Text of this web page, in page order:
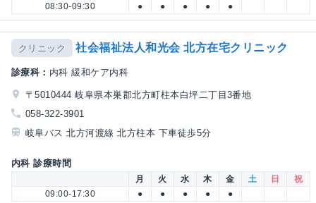
08:30-09:30
● ● ● ● ●
クリニック 社会福祉法人和光会 北方在宅クリニック
診療科： 内科 緩和ケア内科
〒5010444 岐阜県本巣郡北方町柱本白坪二丁目3番地
058-322-3901
岐阜バス 北方河渡線 北方柱本 下車徒歩5分
内科 診療時間
月 火 水 木 金 土 日
祝
09:00-17:30
● ● ● ● ●